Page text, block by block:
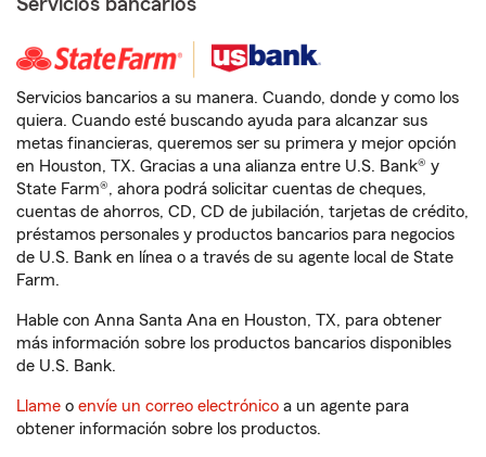
Servicios bancarios
Servicios bancarios a su manera. Cuando, donde y como los
quiera. Cuando esté buscando ayuda para alcanzar sus
metas financieras, queremos ser su primera y mejor opción
en Houston, TX. Gracias a una alianza entre U.S. Bank® y
State Farm®, ahora podrá solicitar cuentas de cheques,
cuentas de ahorros, CD, CD de jubilación, tarjetas de crédito,
préstamos personales y productos bancarios para negocios
de U.S. Bank en línea o a través de su agente local de State
Farm.
Hable con Anna Santa Ana en Houston, TX, para obtener
más información sobre los productos bancarios disponibles
de U.S. Bank.
Llame o envíe un correo electrónico a un agente para
obtener información sobre los productos.